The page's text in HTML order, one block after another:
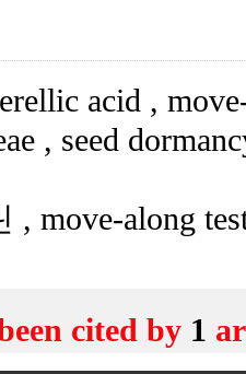
acid ,
, seed
, move-along
cited by 1